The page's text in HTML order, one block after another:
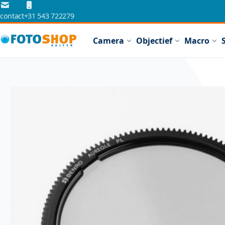
Ga naar de inhoud
contact+31 543 722279
Camera Objectief Macro